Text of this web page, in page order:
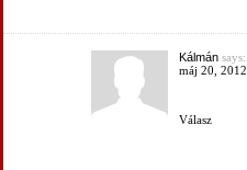
Kálmánsays:
máj 20, 2012
Válasz